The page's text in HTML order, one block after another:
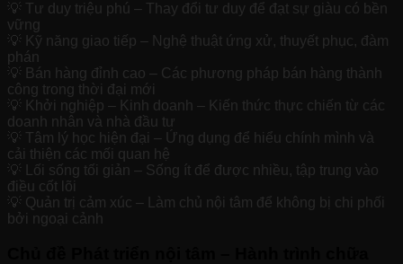
💡 Tư duy triệu phú – Thay đổi tư duy để đạt sự giàu có bền
vững
💡 Kỹ năng giao tiếp – Nghệ thuật ứng xử, thuyết phục, đàm
phán
💡 Bán hàng đỉnh cao – Các phương pháp bán hàng thành
công trong thời đại mới
💡 Khởi nghiệp – Kinh doanh – Kiến thức thực chiến từ các
doanh nhân và nhà đầu tư
💡 Tâm lý học hiện đại – Ứng dụng để hiểu chính mình và
cải thiện các mối quan hệ
💡 Lối sống tối giản – Sống ít để được nhiều, tập trung vào
điều cốt lõi
💡 Quản trị cảm xúc – Làm chủ nội tâm để không bị chi phối
bởi ngoại cảnh